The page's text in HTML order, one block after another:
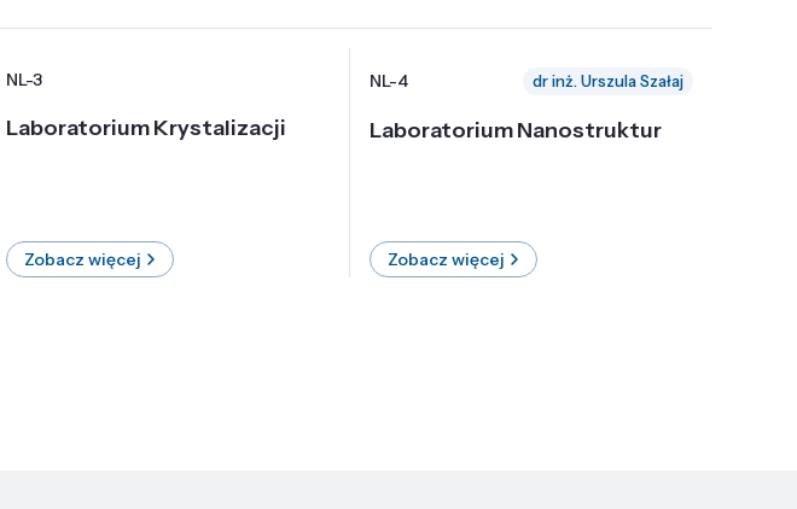
NL-3
Laboratorium Krystalizacji
Zobacz więcej
NL-4 dr inż. Urszula Szałaj
Laboratorium Nanostruktur
Zobacz więcej